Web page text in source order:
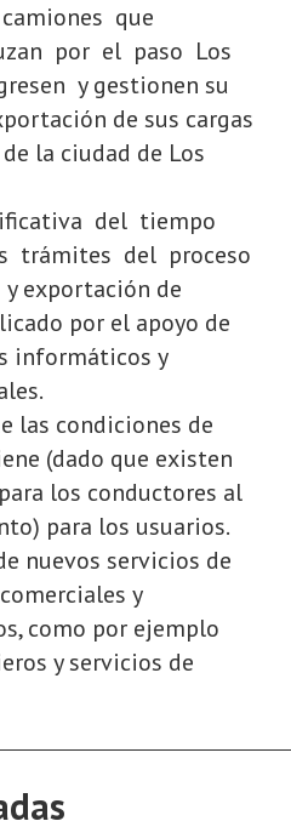
que
por el paso Los
y gestionen su
de sus cargas
la ciudad de Los
del tiempo
trámites del proceso
exportación de
por el apoyo de
informáticos y
las condiciones de
(dado que existen
los conductores al
para los usuarios.
nuevos servicios de
y
como por ejemplo
y servicios de